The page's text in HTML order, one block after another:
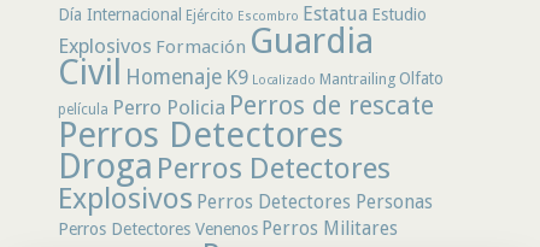
Día Internacional
Ejército Escombro Estatua Estudio
Explosivos Formación Guardia
Civil Homenaje K9 Localizado Mantrailing Olfato
película Perro Policia Perros de rescate
Perros Detectores
Droga Perros Detectores
Explosivos Perros Detectores Personas
Perros Detectores Venenos Perros Militares